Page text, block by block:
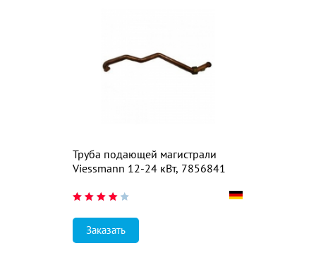
Труба подающей магистрали
Viessmann 12-24 кВт, 7856841
Заказать